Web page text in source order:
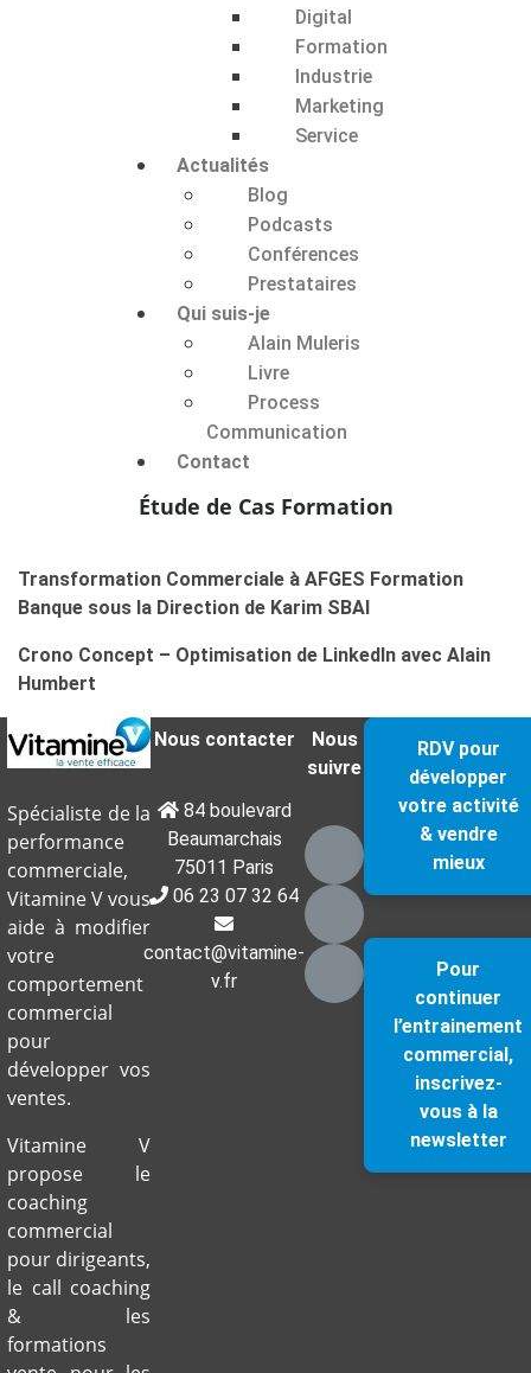
Digital
Formation
Industrie
Marketing
Service
Actualités
Blog
Podcasts
Conférences
Prestataires
Qui suis-je
Alain Muleris
Livre
Process
Communication
Contact
Étude de Cas Formation
Transformation Commerciale à AFGES Formation
Banque sous la Direction de Karim SBAI
Crono Concept – Optimisation de LinkedIn avec Alain
Humbert
Spécialiste de la
performance
commerciale,
Vitamine V vous
aide à modifier
votre
comportement
commercial
pour
développer vos
ventes.
Vitamine V
propose le
coaching
commercial
pour dirigeants,
le call coaching
& les
formations
Nous contacter
84 boulevard
Beaumarchais
75011 Paris
06 23 07 32 64
contact@vitamine-
v.fr
Nous
suivre
RDV pour
développer
votre activité
& vendre
mieux
Pour
continuer
l’entrainement
commercial,
inscrivez-
vous à la
newsletter